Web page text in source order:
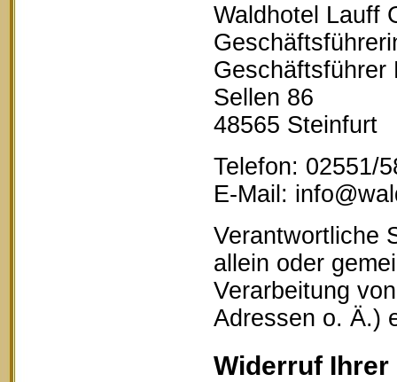
Waldhotel Lauff
Geschäftsführer
Sellen 86
48565 Steinfurt
Telefon: 02551/
E-Mail:
Verantwortliche
allein oder
Verarbeitung
Adressen o. Ä.)
Widerruf